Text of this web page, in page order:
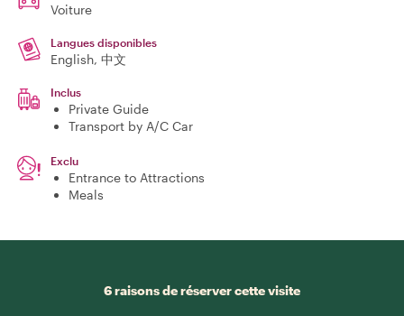
Voiture
Langues disponibles
English, 中文
Inclus
Private Guide
Transport by A/C Car
Exclu
Entrance to Attractions
Meals
6 raisons de réserver cette visite